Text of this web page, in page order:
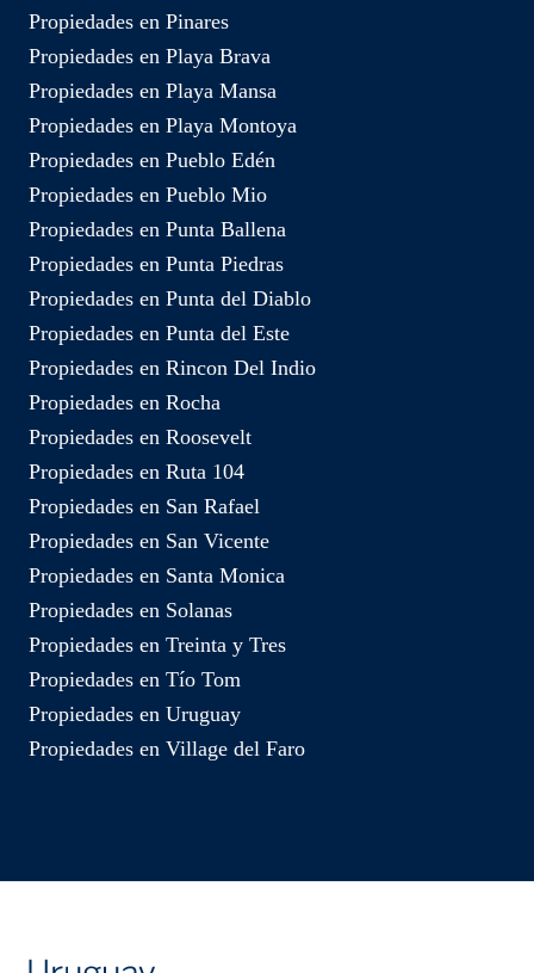
Propiedades en Pinares
Propiedades en Playa Brava
Propiedades en Playa Mansa
Propiedades en Playa Montoya
Propiedades en Pueblo Edén
Propiedades en Pueblo Mio
Propiedades en Punta Ballena
Propiedades en Punta Piedras
Propiedades en Punta del Diablo
Propiedades en Punta del Este
Propiedades en Rincon Del Indio
Propiedades en Rocha
Propiedades en Roosevelt
Propiedades en Ruta 104
Propiedades en San Rafael
Propiedades en San Vicente
Propiedades en Santa Monica
Propiedades en Solanas
Propiedades en Treinta y Tres
Propiedades en Tío Tom
Propiedades en Uruguay
Propiedades en Village del Faro